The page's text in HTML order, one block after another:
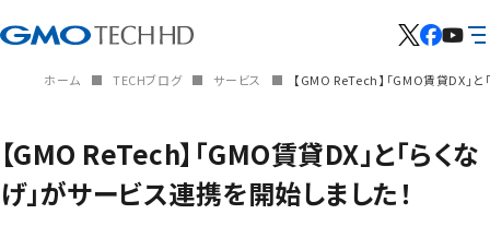
ホーム TECHブログ サービス 【GMO ReTech】「GMO賃貸DX」
【GMO ReTech】「GMO賃貸DX」と「らくな
げ」がサービス連携を開始しました！